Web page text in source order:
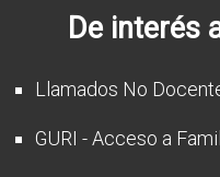
De interés
Llamados No
GURI - Acceso a